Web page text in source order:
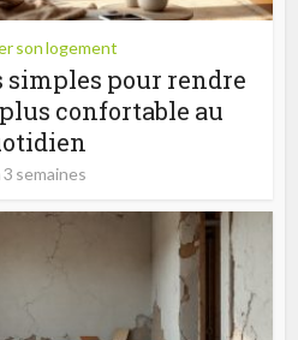
son logement
simples pour rendre
confortable au
3 semaines